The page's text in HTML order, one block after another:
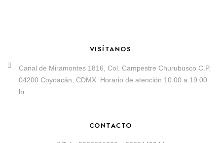
VISÍTANOS
Canal de Miramontes 1816, Col. Campestre Churubusco C.P.
04200 Coyoacán, CDMX. Horario de atención 10:00 a 19:00
hr
CONTACTO